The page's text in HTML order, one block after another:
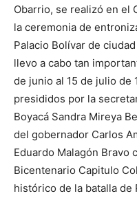
Obarrio, se realizó en el
la ceremonia de
Palacio Bolívar de
llevo a cabo tan
de junio al 15 de julio de
presididos por la
Boyacá Sandra Mireya
del gobernador Carlos
Eduardo Malagón Bravo
Bicentenario Capitulo
histórico de la batalla de